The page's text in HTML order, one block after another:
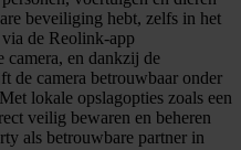
beveiliging hebt, zelfs in het
de Reolink‑app
camera, en dankzij de
de camera betrouwbaar onder
lokale opslagopties zoals een
veilig bewaren en beheren
als betrouwbare partner in